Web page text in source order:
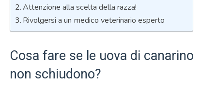
Attenzione alla scelta della razza!
Rivolgersi a un medico veterinario esperto
Cosa fare se le uova di canarino
non schiudono?